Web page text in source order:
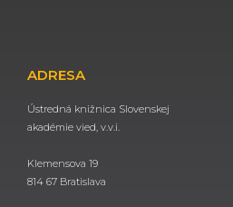
ADRESA
Ústredná knižnica Slovenskej
akadémie vied, v.v.i.
Klemensova 19
814 67 Bratislava